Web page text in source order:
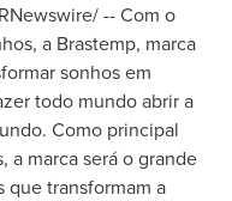
-- Com o
a Brastemp, marca
sonhos em
todo mundo abrir a
Como principal
a marca será o grande
transformam a